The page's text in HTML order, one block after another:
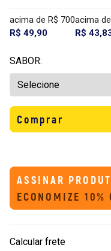
acima de R$ 700
R$ 49,90
acima
R$
SABOR:
Comprar
ASSINAR
ECONOMIZE 10%
Calcular frete